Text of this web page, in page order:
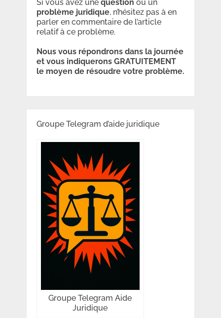
Si vous avez une question ou un
problème juridique, n’hésitez pas à en
parler en commentaire de l’article
relatif à ce problème.
Nous vous répondrons dans la journée
et vous indiquerons GRATUITEMENT
le moyen de résoudre votre problème.
Groupe Telegram d’aide juridique
Groupe Telegram Aide
Juridique